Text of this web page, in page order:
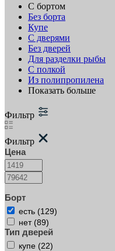
С бортом
Без борта
Купе
С дверями
Без дверей
Для разделки рыбы
С полкой
Из полипропилена
Показать больше
Фильтр
Фильтр
Цена
Борт
есть (129)
нет (89)
Тип дверей
купе (22)